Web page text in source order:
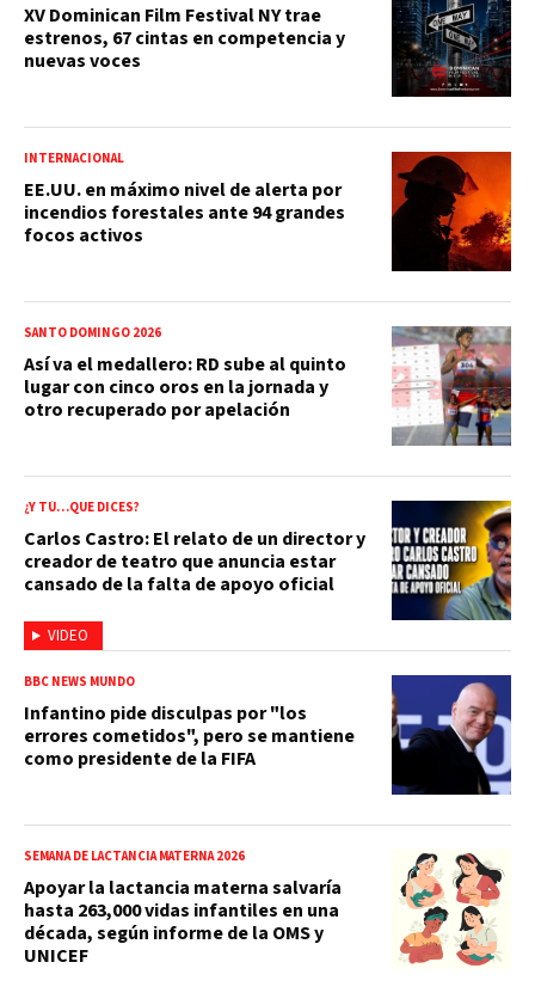
XV Dominican Film Festival NY trae
estrenos, 67 cintas en competencia y
nuevas voces
INTERNACIONAL
EE.UU. en máximo nivel de alerta por
incendios forestales ante 94 grandes
focos activos
SANTO DOMINGO 2026
Así va el medallero: RD sube al quinto
lugar con cinco oros en la jornada y
otro recuperado por apelación
VIDEO
¿Y TÚ…QUE DICES?
Carlos Castro: El relato de un director y
creador de teatro que anuncia estar
cansado de la falta de apoyo oficial
BBC NEWS MUNDO
Infantino pide disculpas por "los
errores cometidos", pero se mantiene
como presidente de la FIFA
SEMANA DE LACTANCIA MATERNA 2026
Apoyar la lactancia materna salvaría
hasta 263,000 vidas infantiles en una
década, según informe de la OMS y
UNICEF